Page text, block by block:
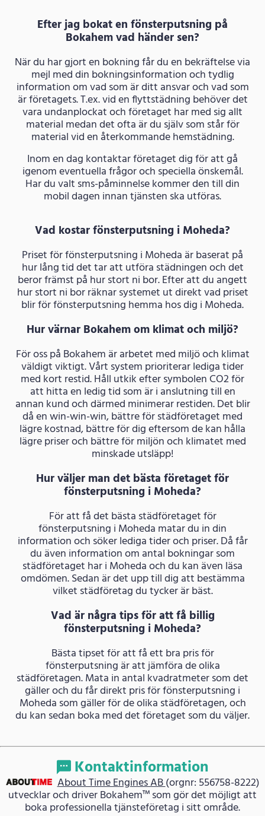
Efter jag bokat en fönsterputsning på
Bokahem vad händer sen?
När du har gjort en bokning får du en bekräftelse via
mejl med din bokningsinformation och tydlig
information om vad som är ditt ansvar och vad som
är företagets. T.ex. vid en flyttstädning behöver det
vara undanplockat och företaget har med sig allt
material medan det ofta är du själv som står för
material vid en återkommande hemstädning.
Inom en dag kontaktar företaget dig för att gå
igenom eventuella frågor och speciella önskemål.
Har du valt sms-påminnelse kommer den till din
mobil dagen innan tjänsten ska utföras.
Vad kostar fönsterputsning i Moheda?
Priset för fönsterputsning i Moheda är baserat på
hur lång tid det tar att utföra städningen och det
beror främst på hur stort ni bor. Efter att du angett
hur stort ni bor räknar systemet ut direkt vad priset
blir för fönsterputsning hemma hos dig i Moheda.
Hur värnar Bokahem om klimat och miljö?
För oss på Bokahem är arbetet med miljö och klimat
väldigt viktigt. Vårt system prioriterar lediga tider
med kort restid. Håll utkik efter symbolen CO2 för
att hitta en ledig tid som är i anslutning till en
annan kund och därmed minimerar restiden. Det blir
då en win-win-win, bättre för städföretaget med
lägre kostnad, bättre för dig eftersom de kan hålla
lägre priser och bättre för miljön och klimatet med
minskade utsläpp!
Hur väljer man det bästa företaget för
fönsterputsning i Moheda?
För att få det bästa städföretaget för
fönsterputsning i Moheda matar du in din
information och söker lediga tider och priser. Då får
du även information om antal bokningar som
städföretaget har i Moheda och du kan även läsa
omdömen. Sedan är det upp till dig att bestämma
vilket städföretag du tycker är bäst.
Vad är några tips för att få billig
fönsterputsning i Moheda?
Bästa tipset för att få ett bra pris för
fönsterputsning är att jämföra de olika
städföretagen. Mata in antal kvadratmeter som det
gäller och du får direkt pris för fönsterputsning i
Moheda som gäller för de olika städföretagen, och
du kan sedan boka med det företaget som du väljer.
Kontaktinformation
About Time Engines AB(orgnr: 556758-8222)
utvecklar och driver Bokahem™ som gör det möjligt att
boka professionella tjänsteföretag i sitt område.